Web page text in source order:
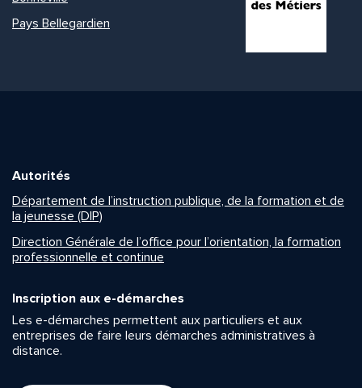
Pays Bellegardien
Autorités
Département de l’instruction publique, de la formation et de
la jeunesse (DIP)
Direction Générale de l’office pour l’orientation, la formation
professionnelle et continue
Inscription aux e-démarches
Les e-démarches permettent aux particuliers et aux
entreprises de faire leurs démarches administratives à
distance.